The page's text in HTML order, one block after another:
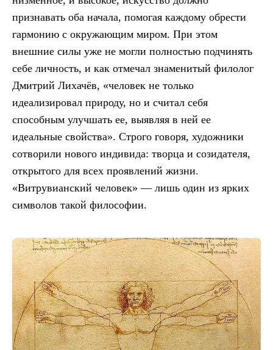
признавать оба начала, помогая каждому обрести
гармонию с окружающим миром. При этом
внешние силы уже не могли полностью подчинять
себе личность, и как отмечал знаменитый филолог
Дмитрий Лихачёв, «человек не только
идеализировал природу, но и считал себя
способным улучшать ее, выявляя в ней ее
идеальные свойства». Строго говоря, художники
сотворили нового индивида: творца и созидателя,
открытого для всех проявлений жизни.
«Витрувианский человек» — лишь один из ярких
символов такой философии.